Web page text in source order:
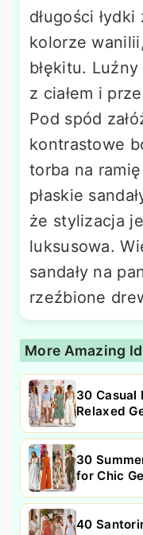
długości
kolorze
błękitu.
z ciałem i
Pod spód
kontrastowe
torba na
płaskie
że stylizacja
luksusowa.
sandały na
rzeźbione
More Amazing
30 Casual
Relaxed
30
for Chic
40